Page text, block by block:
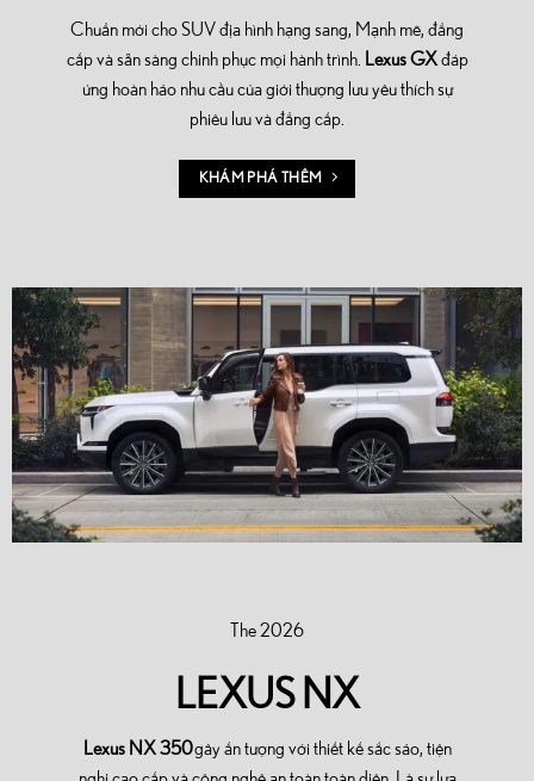
Chuẩn mới cho SUV địa hình hạng sang, Mạnh mẽ, đẳng
cấp và sẵn sàng chinh phục mọi hành trình. Lexus GXđáp
ứng hoàn hảo nhu cầu của giới thượng lưu yêu thích sự
phiêu lưu và đẳng cấp.
KHÁM PHÁ THÊM
The 2026
LEXUS NX
Lexus NX 350gây ấn tượng với thiết kế sắc sảo, tiện